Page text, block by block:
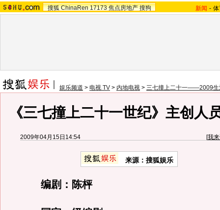
搜狐 ChinaRen 17173 焦点房地产 搜狗 新闻 -
娱乐频道 > 电视 TV > 内地电视 > 三七撞上二十一——2009生
《三七撞上二十一世纪》主创人
2009年04月15日14:54 [我
来源： 搜狐娱乐
编剧：陈枰